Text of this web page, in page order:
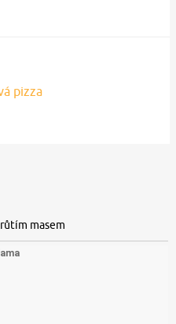
pizza
masem